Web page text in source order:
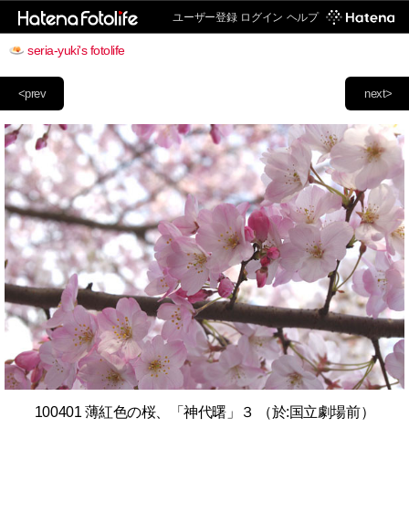
ユーザー登録 ログイン ヘルプ
seria-yuki's fotolife
next>
<prev
100401 薄紅色の桜、「神代曙」３ （於:国立劇場前）